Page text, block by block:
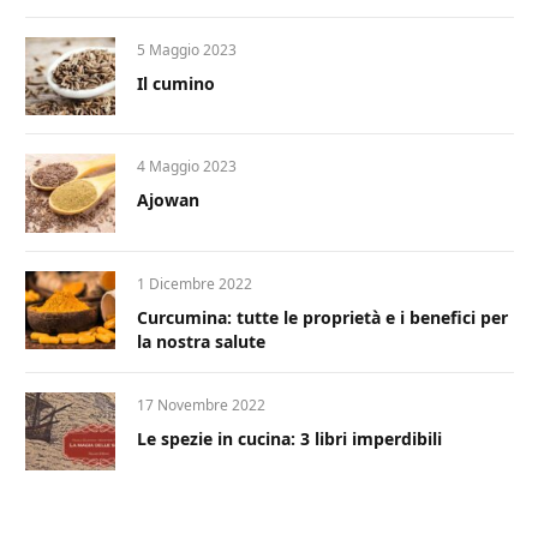
5 Maggio 2023
Il cumino
4 Maggio 2023
Ajowan
1 Dicembre 2022
Curcumina: tutte le proprietà e i benefici per
la nostra salute
17 Novembre 2022
Le spezie in cucina: 3 libri imperdibili